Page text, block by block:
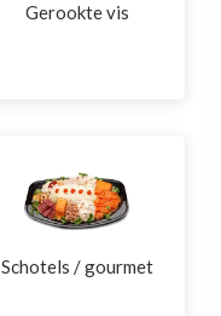
Gerookte vis
Schotels / gourmet